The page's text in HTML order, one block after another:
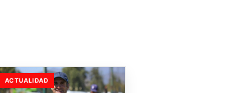
ACTUALIDAD